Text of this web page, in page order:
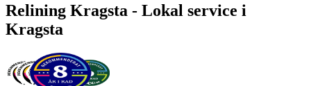
Relining Kragsta - Lokal service i
Kragsta